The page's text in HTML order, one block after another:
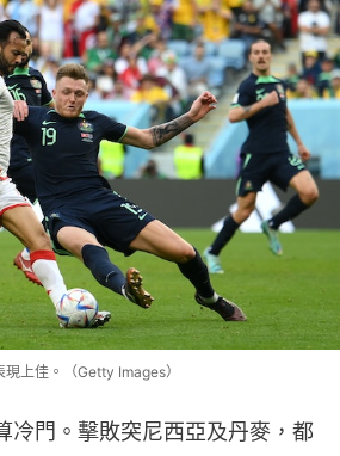
上佳。（Getty Images）
冷門。擊敗突尼西亞及丹麥，都